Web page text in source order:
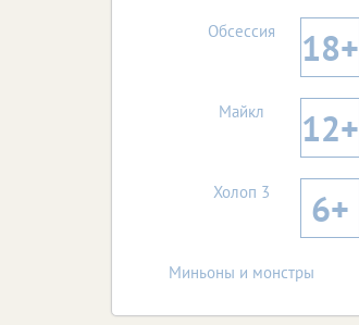
Обсессия 18+
Майкл 12+
Холоп 3 6+
Миньоны и монстры